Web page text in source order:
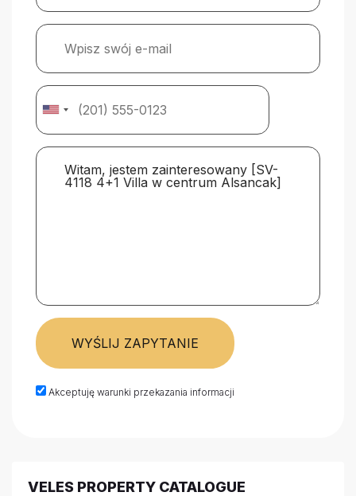
WYŚLIJ ZAPYTANIE
Akceptuję warunki przekazania informacji
VELES PROPERTY CATALOGUE